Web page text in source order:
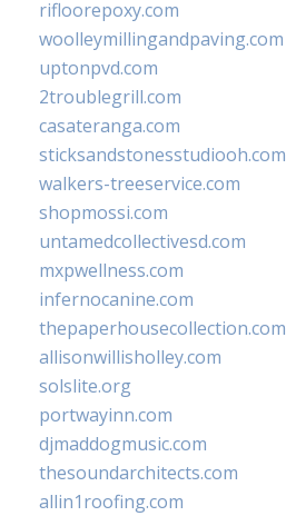
rifloorepoxy.com
woolleymillingandpaving.com
uptonpvd.com
2troublegrill.com
casateranga.com
sticksandstonesstudiooh.com
walkers-treeservice.com
shopmossi.com
untamedcollectivesd.com
mxpwellness.com
infernocanine.com
thepaperhousecollection.com
allisonwillisholley.com
solslite.org
portwayinn.com
djmaddogmusic.com
thesoundarchitects.com
allin1roofing.com